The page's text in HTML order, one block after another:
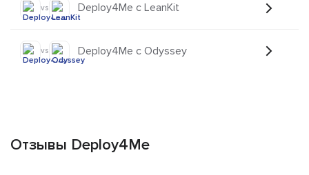
vs Deploy4Me с LeanKit
vs Deploy4Me с Odyssey
Отзывы Deploy4Me